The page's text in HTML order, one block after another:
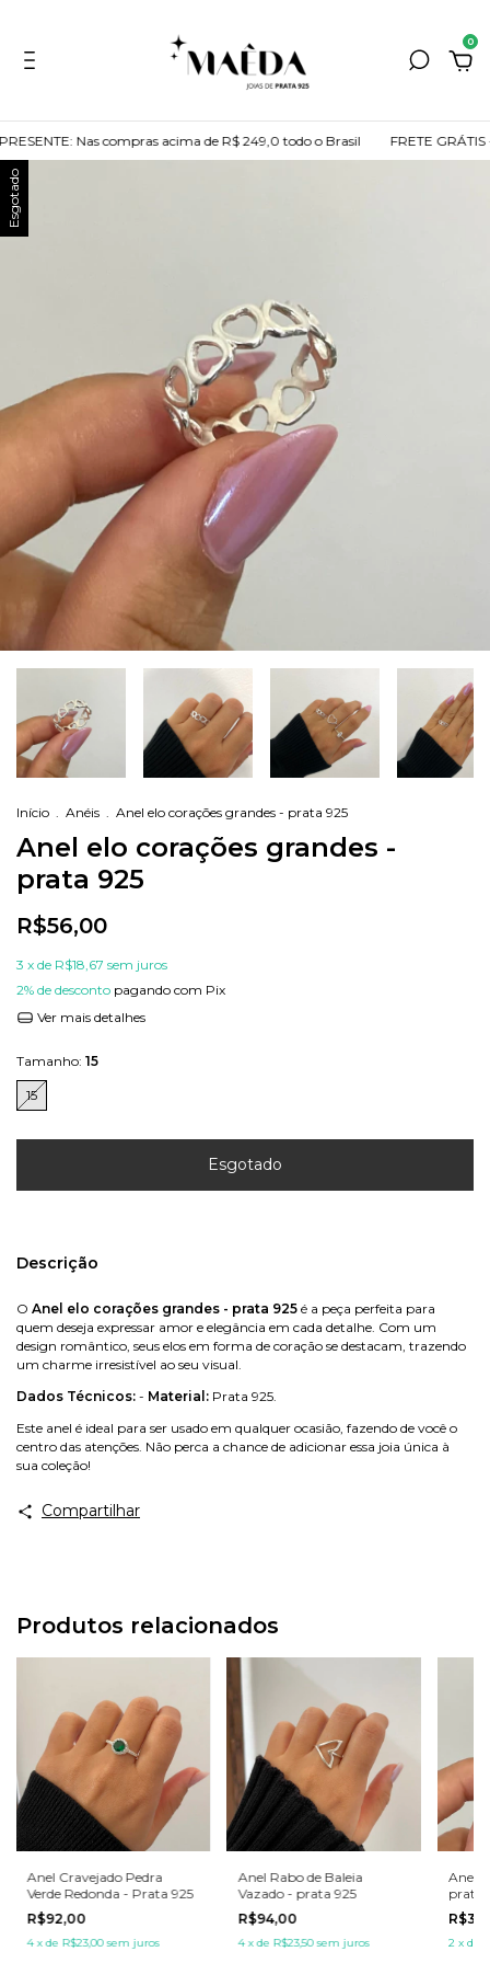
0
Nas compras acima de R$ 249,0 todo o Brasil FRETE GRÁTIS +
Esgotado
Início . Anéis . Anel elo corações grandes - prata 925
Anel elo corações grandes -
prata 925
R$56,00
3 x de R$18,67 sem juros
2% de desconto pagando com Pix
Ver mais detalhes
Tamanho: 15
15
Descrição
O Anel elo corações grandes - prata 925 é a peça perfeita para
quem deseja expressar amor e elegância em cada detalhe. Com um
design romântico, seus elos em forma de coração se destacam, trazendo
um charme irresistível ao seu visual.
Dados Técnicos: - Material: Prata 925.
Este anel é ideal para ser usado em qualquer ocasião, fazendo de você o
centro das atenções. Não perca a chance de adicionar essa joia única à
sua coleção!
Compartilhar
Produtos relacionados
Anel Cravejado Pedra
Verde Redonda - Prata 925
R$92,00
4 xde R$23,00 sem juros
Anel Rabo de Baleia
Vazado - prata 925
R$94,00
4 xde R$23,50 sem juros
Anel
prata
2 x de